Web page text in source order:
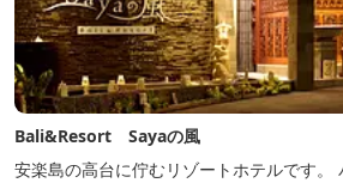
Bali&Resort Sayaの風
安楽島の高台に佇むリゾートホテルです。